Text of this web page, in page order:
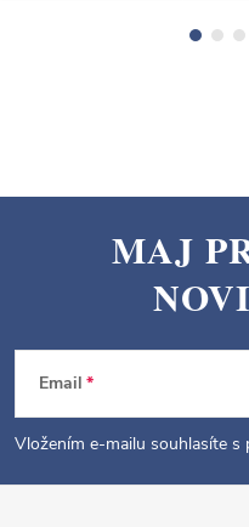
p
e
MAJ
Email
Vložením e-mailu souhlasíte s